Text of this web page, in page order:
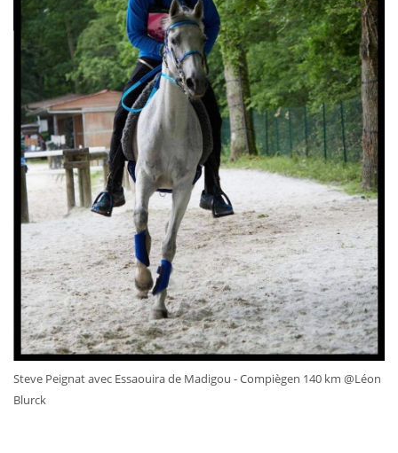
Steve Peignat avec Essaouira de Madigou - Compiègen 140 km @Léon
Blurck